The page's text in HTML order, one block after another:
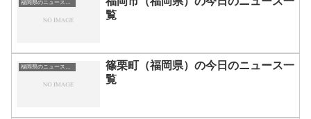
覧
篠栗町（福岡県）の今日のニュース一
覧